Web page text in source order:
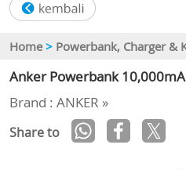
Home > Powerbank, Charger &
Anker Powerbank
Brand : ANKER »
Share to